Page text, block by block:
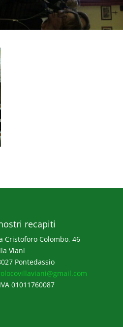
recapiti
Cristoforo Colombo, 46
Viani
Pontedassio
01011760087